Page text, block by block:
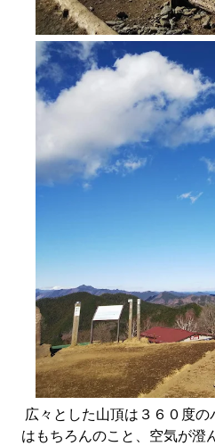
広々とした山頂は３６０度
はもちろんのこと、空気が澄